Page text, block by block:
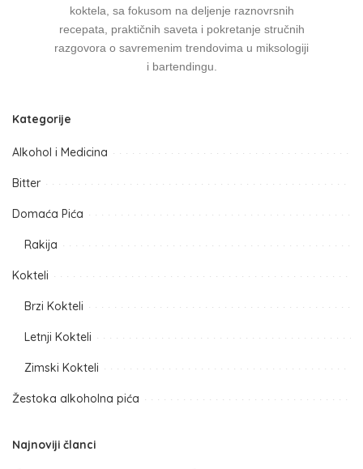
koktela, sa fokusom na deljenje raznovrsnih
recepata, praktičnih saveta i pokretanje stručnih
razgovora o savremenim trendovima u miksologiji
i bartendingu.
Kategorije
Alkohol i Medicina
Bitter
Domaća Pića
Rakija
Kokteli
Brzi Kokteli
Letnji Kokteli
Zimski Kokteli
Žestoka alkoholna pića
Najnoviji članci